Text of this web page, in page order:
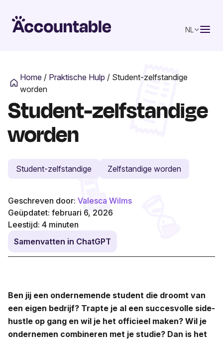
NL
Home / Praktische Hulp / Student-zelfstandige
worden
Student-zelfstandige
worden
Student-zelfstandige Zelfstandige worden
Geschreven door: Valesca Wilms
Geüpdatet: februari 6, 2026
Leestijd: 4 minuten
Samenvatten in ChatGPT
Ben jij een ondernemende student die droomt van
een eigen bedrijf? Trapte je al een succesvolle side-
hustle op gang en wil je het officieel maken? Wil je
ondernemen combineren met je studie? Dan is het